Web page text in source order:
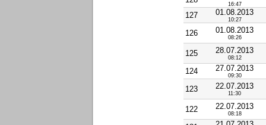
16:47
127 01.08.2013
10:27
126 01.08.2013
08:26
125 28.07.2013
08:12
124 27.07.2013
09:30
123 22.07.2013
11:30
122 22.07.2013
08:18